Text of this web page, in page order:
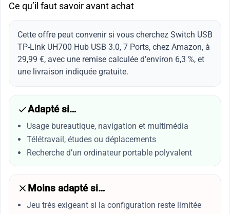
Ce qu’il faut savoir avant achat
Cette offre peut convenir si vous cherchez Switch USB
TP-Link UH700 Hub USB 3.0, 7 Ports, chez Amazon, à
29,99 €, avec une remise calculée d’environ 6,3 %, et
une livraison indiquée gratuite.
Adapté si…
Usage bureautique, navigation et multimédia
Télétravail, études ou déplacements
Recherche d’un ordinateur portable polyvalent
Moins adapté si…
Jeu très exigeant si la configuration reste limitée